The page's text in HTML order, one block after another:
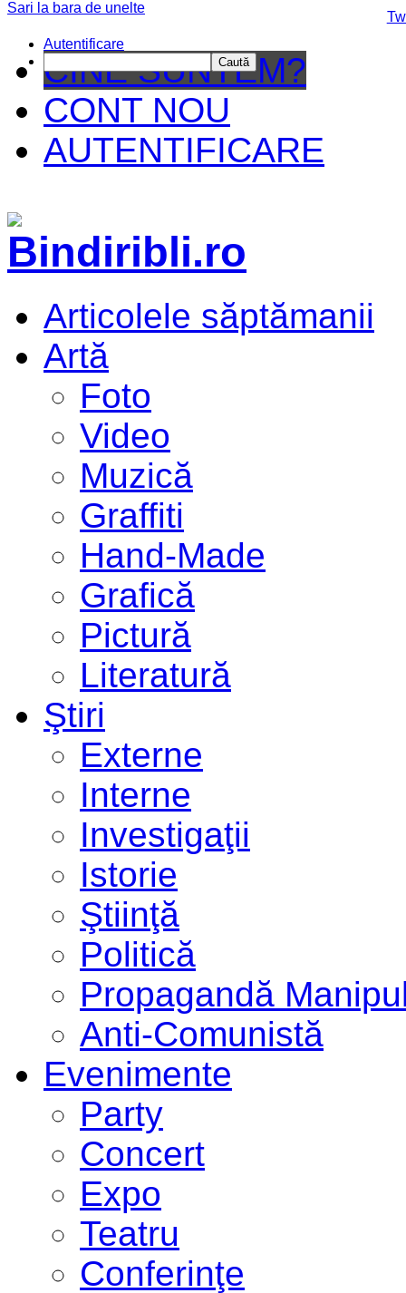
CINE SUNTEM?
CONT NOU
AUTENTIFICARE
Articolele săptămanii
Artă
Foto
Video
Muzică
Graffiti
Hand-Made
Grafică
Pictură
Literatură
Ştiri
Externe
Interne
Investigaţii
Istorie
Ştiinţă
Politică
Propagandă
Anti-Comunistă
Evenimente
Party
Concert
Expo
Teatru
Conferinţe
Sari la bara de unelte
Autentificare
Caută